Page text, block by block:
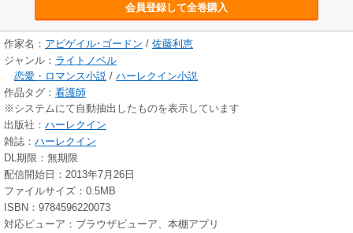
会員登録して全巻購入
作家名： アビゲイル･ゴードン / 佐藤利恵
ジャンル： ライトノベル
恋愛・ロマンス小説 / ハーレクイン小説
作品タグ： 看護師
※システムにて自動抽出したものを表示しています
出版社： ハーレクイン
雑誌： ハーレクイン
DL期限：無期限
配信開始日：2013年7月26日
ファイルサイズ：0.5MB
ISBN：9784596220073
対応ビューア：ブラウザビューア、本棚アプリ